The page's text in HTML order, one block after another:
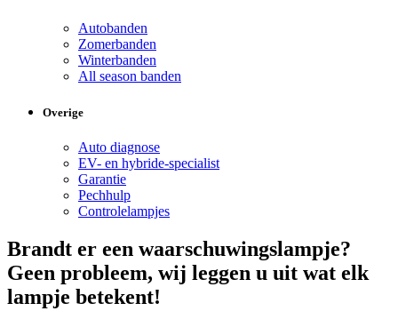
Autobanden
Zomerbanden
Winterbanden
All season banden
Overige
Auto diagnose
EV- en hybride-specialist
Garantie
Pechhulp
Controlelampjes
Brandt er een waarschuwingslampje?
Geen probleem, wij leggen u uit wat elk
lampje betekent!